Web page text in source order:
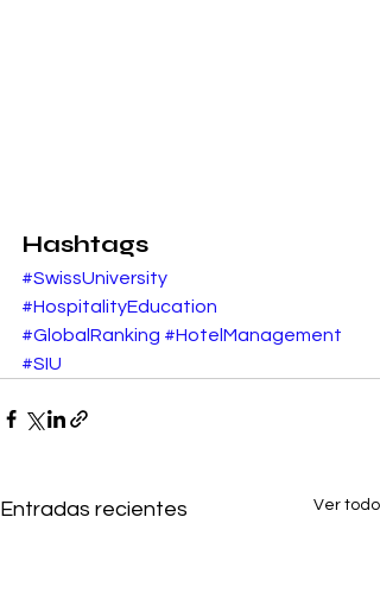
Hashtags
#SwissUniversity
#HospitalityEducation
#GlobalRanking #HotelManagement
#SIU
Entradas recientes Ver todo